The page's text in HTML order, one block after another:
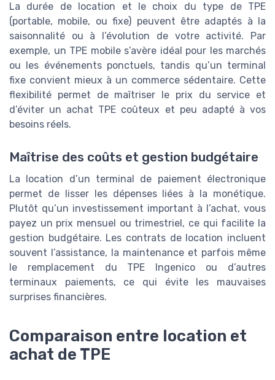
La durée de location et le choix du type de TPE
(portable, mobile, ou fixe) peuvent être adaptés à la
saisonnalité ou à l’évolution de votre activité. Par
exemple, un TPE mobile s’avère idéal pour les marchés
ou les événements ponctuels, tandis qu’un terminal
fixe convient mieux à un commerce sédentaire. Cette
flexibilité permet de maîtriser le prix du service et
d’éviter un achat TPE coûteux et peu adapté à vos
besoins réels.
Maîtrise des coûts et gestion budgétaire
La location d’un terminal de paiement électronique
permet de lisser les dépenses liées à la monétique.
Plutôt qu’un investissement important à l’achat, vous
payez un prix mensuel ou trimestriel, ce qui facilite la
gestion budgétaire. Les contrats de location incluent
souvent l’assistance, la maintenance et parfois même
le remplacement du TPE Ingenico ou d’autres
terminaux paiements, ce qui évite les mauvaises
surprises financières.
Comparaison entre location et
achat de TPE